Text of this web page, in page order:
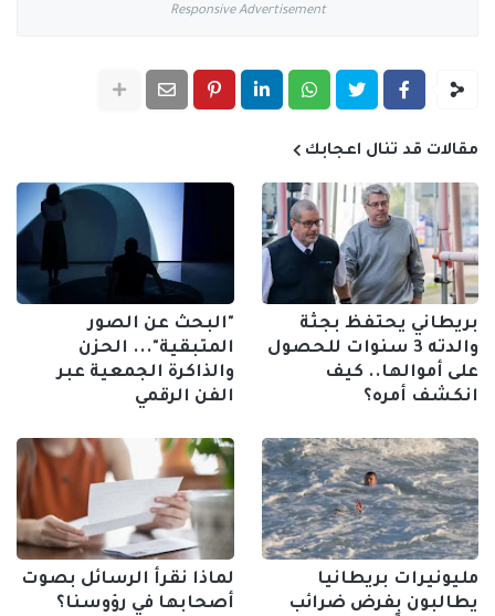
Responsive Advertisement
مقالات قد تنال اعجابك
بريطاني يحتفظ بجثة
والدته 3 سنوات للحصول
على أموالها.. كيف
انكشف أمره؟
"البحث عن الصور
المتبقية"... الحزن
والذاكرة الجمعية عبر
الفن الرقمي
مليونيرات بريطانيا
يطالبون بفرض ضرائب
لماذا نقرأ الرسائل بصوت
أصحابها في رؤوسنا؟